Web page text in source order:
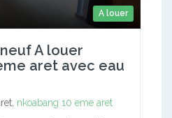
A louer
A louer
aret avec eau
nkoabang 10 eme aret